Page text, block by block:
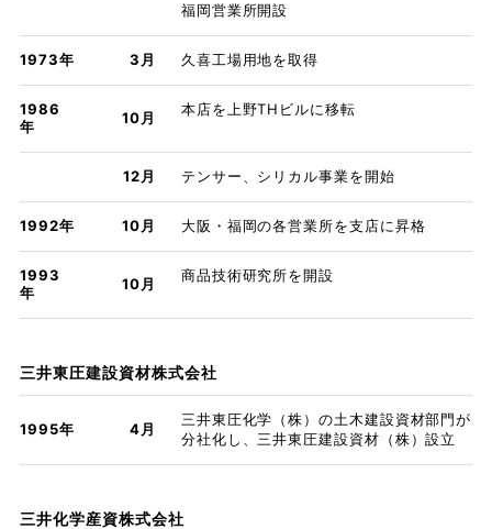
福岡営業所開設
1973年 3月 久喜工場用地を取得
1986
年
10月 本店を上野THビルに移転
12月 テンサー、シリカル事業を開始
1992年 10月 大阪・福岡の各営業所を支店に昇格
1993
年
10月 商品技術研究所を開設
三井東圧建設資材株式会社
1995年 4月
三井東圧化学（株）の土木建設資材部門が
分社化し、三井東圧建設資材（株）設立
三井化学産資株式会社